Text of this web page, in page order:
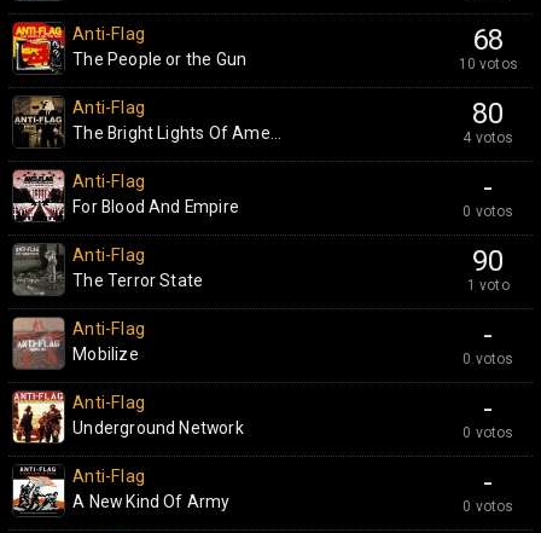
68
10 votos
Anti-Flag
The People or the Gun
80
4 votos
Anti-Flag
The Bright Lights Of Ame...
-
0 votos
Anti-Flag
For Blood And Empire
90
1 voto
Anti-Flag
The Terror State
-
0 votos
Anti-Flag
Mobilize
-
0 votos
Anti-Flag
Underground Network
-
0 votos
Anti-Flag
A New Kind Of Army